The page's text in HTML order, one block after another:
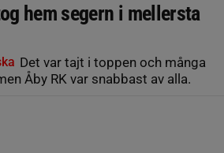
hem segern i mellersta
Det var tajt i toppen och många
Åby RK var snabbast av alla.